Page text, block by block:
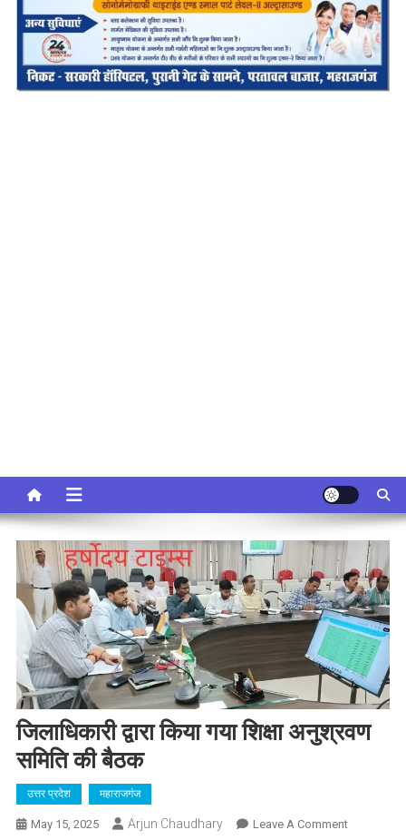
जिलाधिकारी द्वारा किया गया शिक्षा अनुश्रवण
समिति की बैठक
उत्तर प्रदेश महाराजगंज
May 15, 2025 Arjun Chaudhary Leave A CommentOn